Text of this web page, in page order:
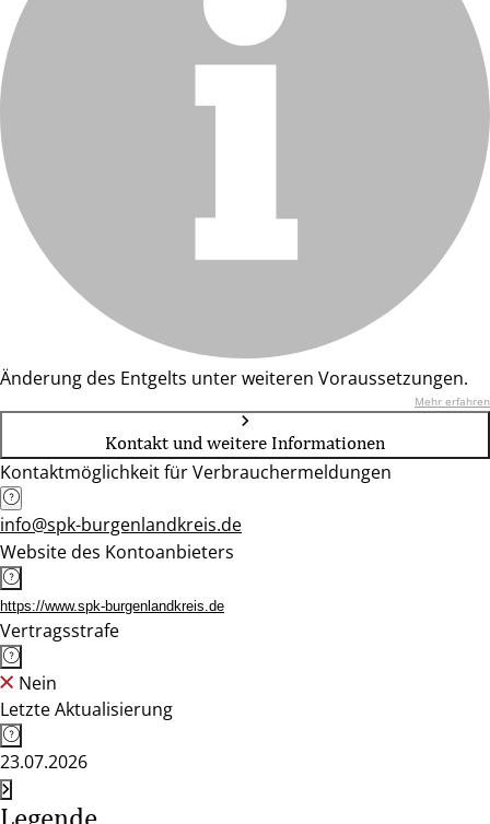
Änderung des Entgelts unter weiteren Voraussetzungen.
Mehr erfahren
Kontakt und weitere Informationen
Kontaktmöglichkeit für Verbrauchermeldungen
info@spk-burgenlandkreis.de
Website des Kontoanbieters
https://www.spk-burgenlandkreis.de
Vertragsstrafe
Nein
Letzte Aktualisierung
23.07.2026
Legende